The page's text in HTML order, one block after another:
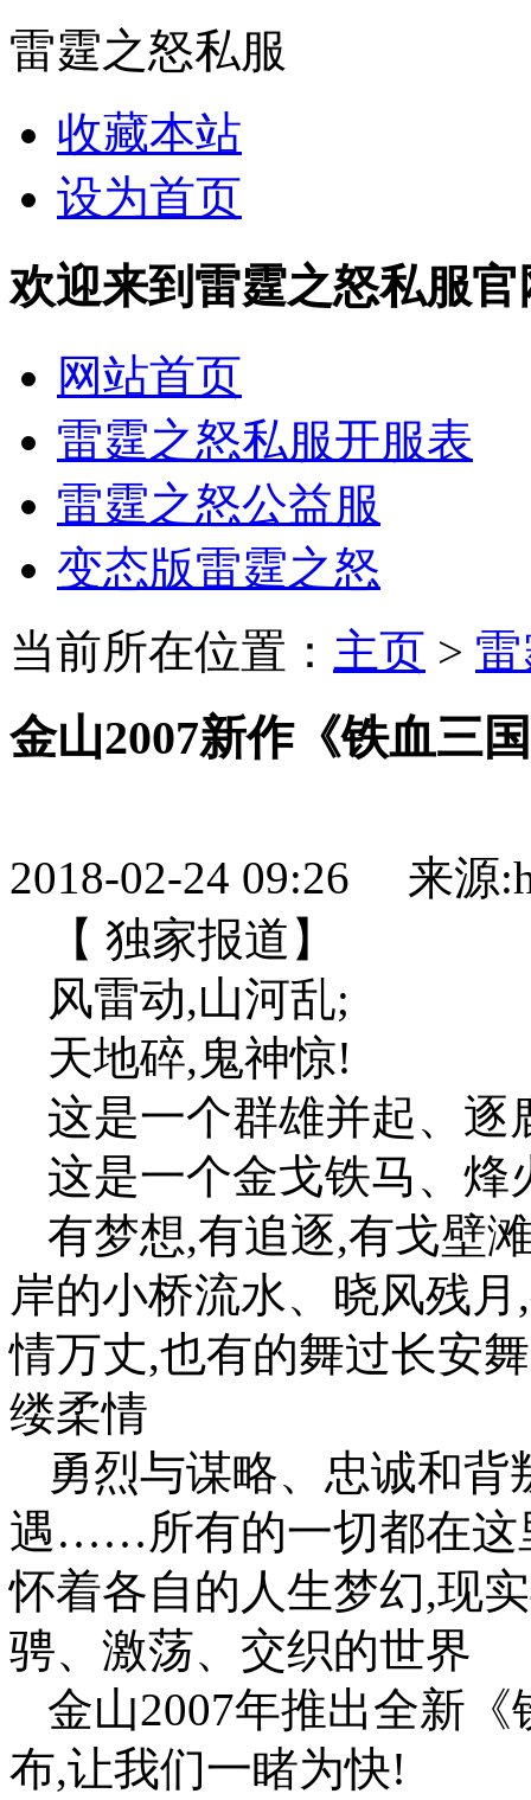
雷霆之怒私服
收藏本站
设为首页
欢迎来到雷霆之怒私服
网站首页
雷霆之怒私服开服表
雷霆之怒公益服
变态版雷霆之怒
当前所在位置： 主页 >
金山2007新作《铁血三
2018-02-24 09:26 来源
【 独家报道】
风雷动,山河乱;
天地碎,鬼神惊!
这是一个群雄并起、逐
这是一个金戈铁马、烽
有梦想,有追逐,有戈壁
岸的小桥流水、晓风残
情万丈,也有的舞过长安
缕柔情
勇烈与谋略、忠诚和
遇……所有的一切都在这
怀着各自的人生梦幻,现
骋、激荡、交织的世界
金山2007年推出全新
布,让我们一睹为快!